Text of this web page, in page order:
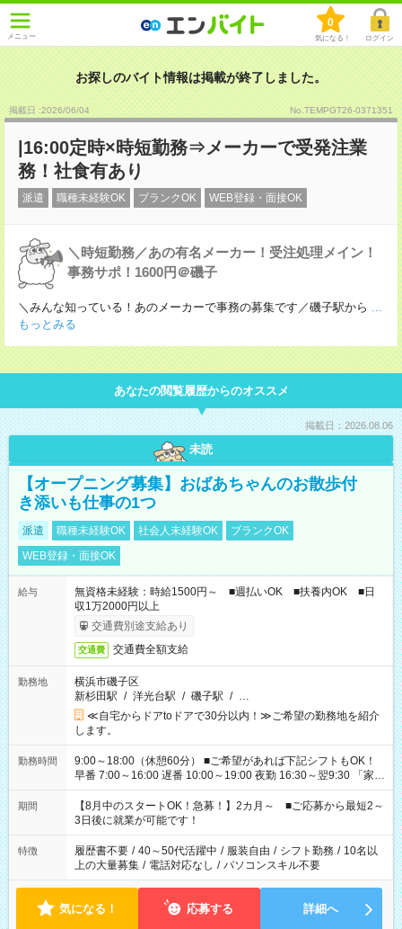
メニュー
0
気になる！ ログイン
お探しのバイト情報は掲載が終了しました。
掲載日 :2026/06/04 No.TEMPGT26-0371351
|16:00定時×時短勤務⇒メーカーで受発注業
務！社食有あり
派遣 職種未経験OK ブランクOK WEB登録・面接OK
＼時短勤務／あの有名メーカー！受注処理メイン！
事務サポ！1600円＠磯子
＼みんな知っている！あのメーカーで事務の募集です／磯子駅から ...
もっとみる
あなたの閲覧履歴からのオススメ
掲載日：2026.08.06
未読
【オープニング募集】おばあちゃんのお散歩付
き添いも仕事の1つ
派遣 職種未経験OK 社会人未経験OK
ブランクOK
WEB登録・面接OK
給与
無資格未経験：時給1500円～ ■週払いOK ■扶養内OK ■日
収1万2000円以上
交通費別途支給あり
交通費 交通費全額支給
勤務地
横浜市磯子区
新杉田駅 / 洋光台駅 / 磯子駅 / …
≪自宅からドアtoドアで30分以内！≫ご希望の勤務地を紹介
します。
勤務時間
9:00～18:00（休憩60分） ■ご希望があれば下記シフトもOK！
早番 7:00～16:00 遅番 10:00～19:00 夜勤 16:30～翌9:30 「家族
と休みを合わせたい」 「余裕を持って夕飯の準備がしたい」
「できれば残業はしたくない」 など、ご希望を教えてください
ね。 ※Wワーク希望の方へ 今ご覧のお仕事で希望する勤務時間
と、もう1つのお仕事の勤務時間。 合計で週40時間を超える場
合は応募できません。
期間
【8月中のスタートOK！急募！】2カ月～ ■ご応募から最短2～
3日後に就業が可能です！
特徴 履歴書不要 / 40～50代活躍中 / 服装自由 / シフト勤務 / 10名以
上の大量募集 / 電話対応なし / パソコンスキル不要
気になる！ 応募する 詳細へ